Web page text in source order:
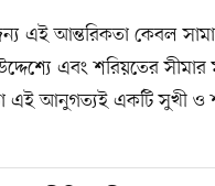
এই আন্তরিকতা কেবল
এবং শরিয়তের
এই আনুগত্যই একটি সুখী ও